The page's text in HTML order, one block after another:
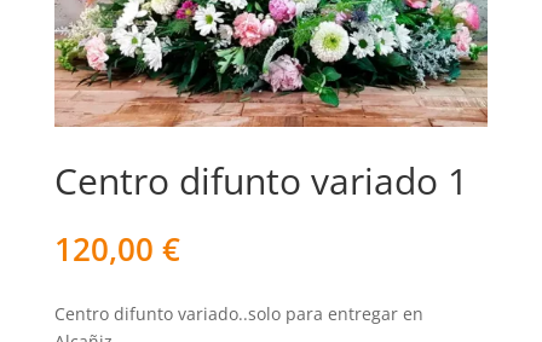
Centro difunto variado 1
120,00 €
Centro difunto variado..solo para entregar en